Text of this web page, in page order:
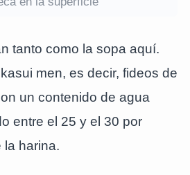
tanto como la sopa aquí.
men, es decir, fideos de
un contenido de agua
entre el 25 y el 30 por
la harina.